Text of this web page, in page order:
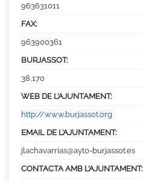
963631011
FAX:
963900361
BURJASSOT:
38,170
WEB DE L’AJUNTAMENT:
http://www.burjassot.org
EMAIL DE L’AJUNTAMENT:
jlachavarrias@ayto-burjassot.es
CONTACTA AMB L’AJUNTAMENT: